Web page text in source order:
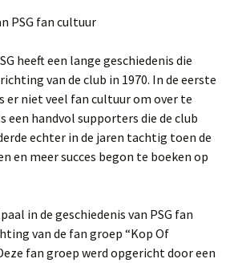
PSG fan cultuur
heeft een lange geschiedenis die
van de club in 1970. In de eerste
er niet veel fan cultuur om over te
een handvol supporters die de club
echter in de jaren tachtig toen de
en meer succes begon te boeken op
in de geschiedenis van PSG fan
van de fan groep “Kop Of
fan groep werd opgericht door een